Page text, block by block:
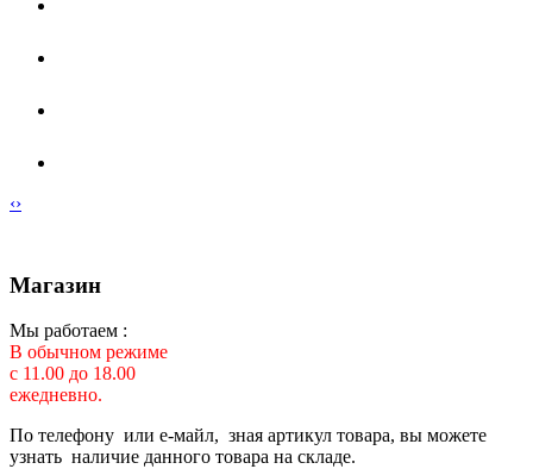
‹›
Магазин
Мы работаем :
В обычном режиме
с 11.00 до 18.00
ежедневно.
По телефону или е-майл, зная артикул товара, вы можете
узнать наличие данного товара на складе.